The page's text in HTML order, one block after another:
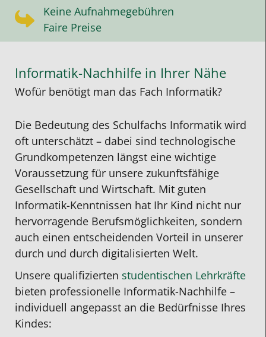
Keine Aufnahmegebühren
Faire Preise
Informatik-Nachhilfe in Ihrer Nähe
Wofür benötigt man das Fach Informatik?
Die Bedeutung des Schulfachs Informatik wird
oft unterschätzt – dabei sind technologische
Grundkompetenzen längst eine wichtige
Voraussetzung für unsere zukunftsfähige
Gesellschaft und Wirtschaft. Mit guten
Informatik-Kenntnissen hat Ihr Kind nicht nur
hervorragende Berufsmöglichkeiten, sondern
auch einen entscheidenden Vorteil in unserer
durch und durch digitalisierten Welt.
Unsere qualifizierten studentischen Lehrkräfte
bieten professionelle Informatik-Nachhilfe –
individuell angepasst an die Bedürfnisse Ihres
Kindes: